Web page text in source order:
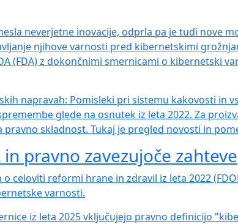
neverjetne inovacije, odprla pa je tudi nove
njihove varnosti pred kibernetskimi
(FDA) z dokončnimi smernicami o kibernetski
napravah: Pomisleki pri sistemu kakovosti in
glede na osnutek iz leta 2022. Za
skladnost. Tukaj je pregled novosti in
pravno zavezujoče zahteve
celoviti reformi hrane in zdravil iz leta 2022
varnosti.
iz leta 2025 vključujejo pravno definicijo